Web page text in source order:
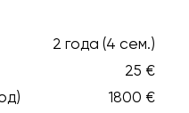
2 года (4 сем.)
25 €
1800 €